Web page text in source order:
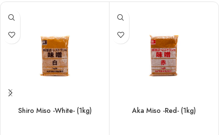
Shiro Miso -White- (1kg) Aka Miso -Red- (1kg)